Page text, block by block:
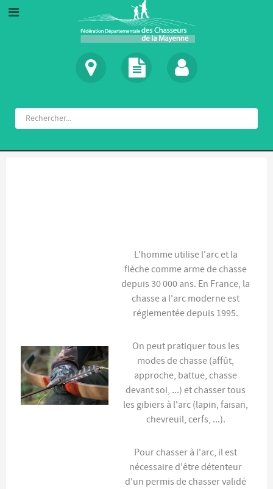
L'homme utilise l'arc et la
flèche comme arme de chasse
depuis 30 000 ans. En France, la
chasse a l'arc moderne est
réglementée depuis 1995.
On peut pratiquer tous les
modes de chasse (affût,
approche, battue, chasse
devant soi, ...) et chasser tous
les gibiers à l'arc (lapin, faisan,
chevreuil, cerfs, ...).
Pour chasser à l'arc, il est
nécessaire d'être détenteur
d'un permis de chasser validé